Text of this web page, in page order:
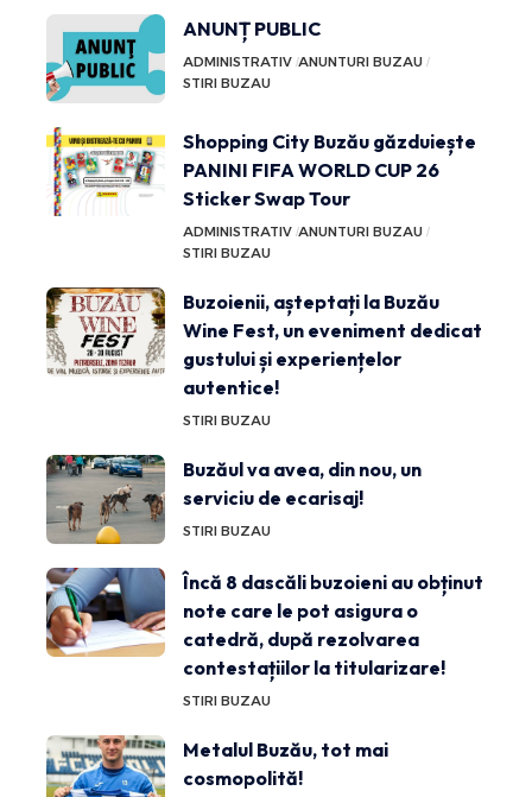
ANUNȚ PUBLIC
ADMINISTRATIV ANUNTURI BUZAU
STIRI BUZAU
Shopping City Buzău găzduiește
PANINI FIFA WORLD CUP 26
Sticker Swap Tour
ADMINISTRATIV ANUNTURI BUZAU
STIRI BUZAU
Buzoienii, așteptați la Buzău
Wine Fest, un eveniment dedicat
gustului și experiențelor
autentice!
STIRI BUZAU
Buzăul va avea, din nou, un
serviciu de ecarisaj!
STIRI BUZAU
Încă 8 dascăli buzoieni au obținut
note care le pot asigura o
catedră, după rezolvarea
contestațiilor la titularizare!
STIRI BUZAU
Metalul Buzău, tot mai
cosmopolită!